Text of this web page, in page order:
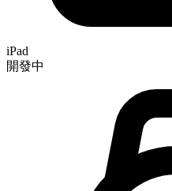
iPad
開發中